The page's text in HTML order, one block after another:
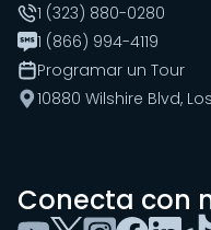
1 (323) 880-0280
1 (866) 994-4119
Programar un Tour
10880 Wilshire Blvd,
Conecta con